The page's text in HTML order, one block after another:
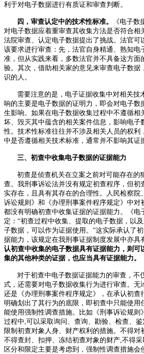
利于对电子数据进行有质证和审查判断。
四，审查认定中的技术性标准。 《电子数
对电子数据应着重审查其收集方法是否符合相
法院审查、认定电子数据提出了挑战。法官可
该要求进行审查：先，法官自身精通、熟知电
准，但从实践来看，多数法官并不具备这方面
验。其次，借助相关家的意见来审查电子数据
识的人。
需要注意的是，电子证据收集中对相关技
响的主要是电子数据的证明力，即会对电子数
生影响。如果在电子数据收集过程中不遵循相
坏、毁灭其中蕴含的相关案件信息，影响电子
性。技术性标准往往并不涉及相关人员的权利
中是否遵循相关技术标准，通常并不影响其证
三、初查中收集电子数据的证据能力
初查是侦查机关在立案之前对可能存在的
查。我刑事诉讼法并没有规定初查程序，但初
实存在，且具有其存在的合理性。人民检察院
诉讼规则》和《办理刑事案件程序规定》中对
都没有明确初查中收集证据的证据能力。《电
定：“初查过程中收集、提取的电子数据，以
子数据，可以作为证据使用。”这实际承认了
据能力，该规定在我刑事证据制度发展中亦具
认初查中收集的电子数据具有证据能力，则可
集的其他种类的证据，也应当具有证据能力。
对于初查中电子数据证据能力的审查，不
式，还需要对电子数据收集行为进行审查。无
还是《办理刑事案件程序规定》，在承认初查
明确划出了其行为的底限，即初查中只能使用
能使用强制性调查措施。比如《刑事诉讼规则》
过程中 可以采取询问、查询、勘验、检查、
限制初查对象人身、财产权利的措施。不得对
不得查封、扣押、冻结初查对象的财产 不得采
区分和限定主要是考虑到，强制性调查措施会